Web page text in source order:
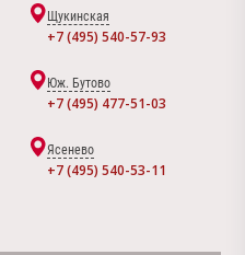
Щукинская
+7 (495) 540-57-93
Юж. Бутово
+7 (495) 477-51-03
Ясенево
+7 (495) 540-53-11